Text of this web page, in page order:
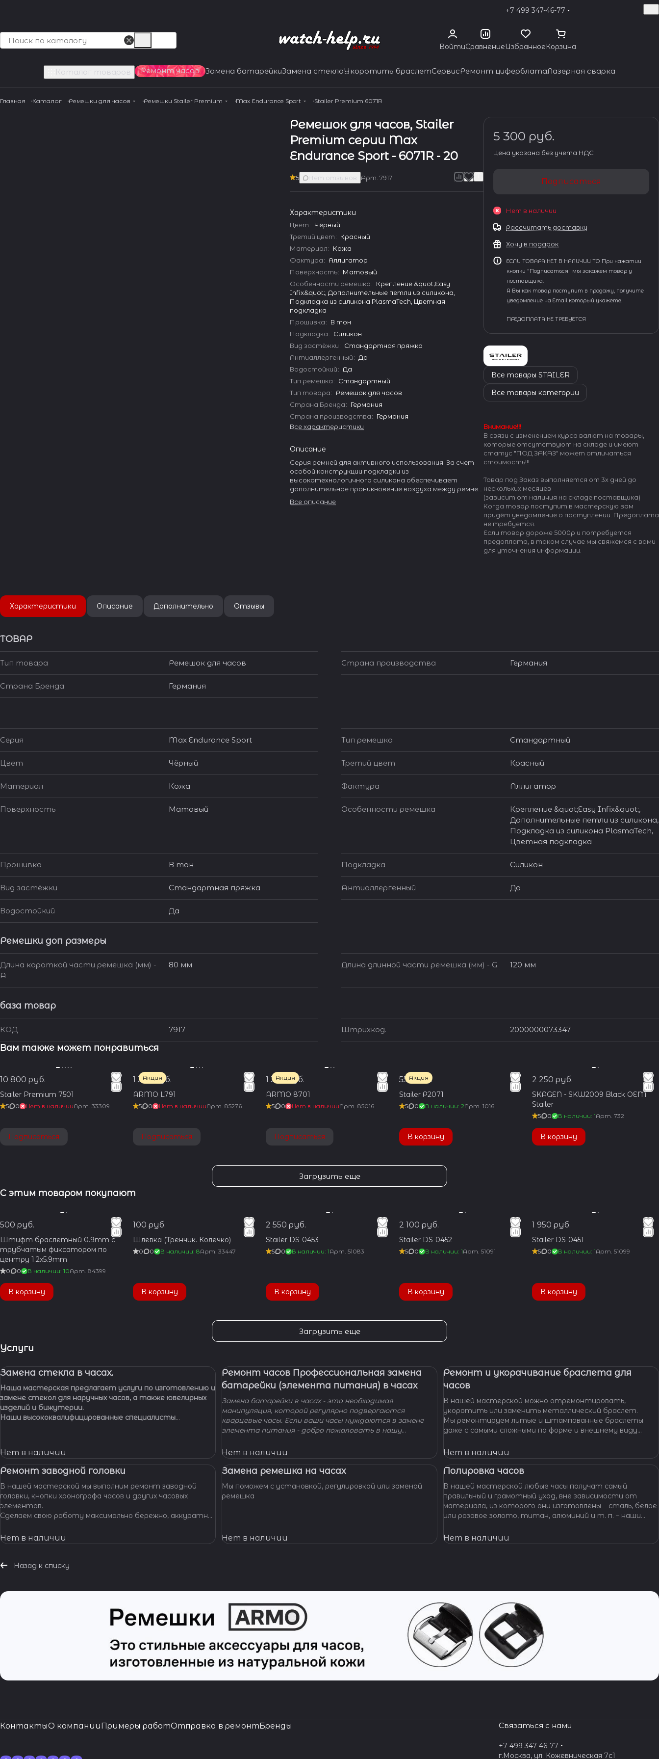
+7 499 347-46-77
ВойтиСравнениеИзбранноеКорзина
Каталог товаров Ремонт часов Замена батарейкиЗамена стеклаУкоротить браслетСервисРемонт циферблатаЛазерная сварка
Главная Каталог Ремешки для часов Ремешки Stailer Premium Max Endurance Sport Stailer Premium 6071R
Ремешок для часов, Stailer
Premium серии Max
Endurance Sport - 6071R - 20
5 Нет отзывов Арт.7917
Характеристики
Цвет: Чёрный
Третий цвет: Красный
Материал: Кожа
Фактура: Аллигатор
Поверхность: Матовый
Особенности ремешка: Крепление &quot;Easy
Infix&quot;, Дополнительные петли из силикона,
Подкладка из силикона PlasmaTech, Цветная
подкладка
Прошивка: В тон
Подкладка: Силикон
Вид застёжки: Стандартная пряжка
Антиаллергенный: Да
Водостойкий: Да
Тип ремешка: Стандартный
Тип товара: Ремешок для часов
Страна Бренда: Германия
Страна производства: Германия
Все характеристики
Описание
Серия ремней для активного использования. За счет
особой конструкции подкладки из
высокотехнологичного силикона обеспечивает
дополнительное проникновение воздуха между ремнем
классического внешнего вида, так и модели для
Все описание
5 300 руб.
Цена указана без учета НДС
Подписаться
Нет в наличии
Рассчитать доставку
Хочу в подарок
ЕСЛИ ТОВАРА НЕТ В НАЛИЧИИ ТО При нажатии
кнопки "Подписаться" мы закажем товар у
поставщика.
А Вы как товар поступит в продажу, получите
уведомление на Email который укажете.
ПРЕДОПЛАТА НЕ ТРЕБУЕТСЯ
Все товары STAILER
Все товары категории
Внимание!!!
В связи с изменением курса валют на товары,
которые отсутствуют на складе и имеют
статус "ПОД ЗАКАЗ" может отличаться
стоимость!!!
Товар под Заказ выполняется от 3х дней до
нескольких месяцев
(зависит от наличия на складе поставщика)
Когда товар поступит в мастерскую вам
придёт уведомление о поступлении. Предоплата
не требуется.
Если товар дороже 5000р и потребуется
предоплата, в таком случае мы свяжемся с вами
для уточнения информации.
Характеристики Описание Дополнительно Отзывы
ТОВАР
Тип товара Ремешок для часов Страна производства Германия
Страна Бренда Германия
Серия Max Endurance Sport Тип ремешка Стандартный
Цвет Чёрный Третий цвет Красный
Материал Кожа Фактура Аллигатор
Поверхность Матовый Особенности ремешка
Крепление &quot;Easy Infix&quot;,
Дополнительные петли из силикона,
Подкладка из силикона PlasmaTech,
Цветная подкладка
Прошивка В тон Подкладка Силикон
Вид застёжки Стандартная пряжка Антиаллергенный Да
Водостойкий Да
Ремешки доп размеры
Длина короткой части ремешка (мм) -
A
80 мм Длина длинной части ремешка (мм) - G 120 мм
база товар
КОД 7917 Штрихкод. 2000000073347
Вам также может понравиться
10 800 руб.
Stailer Premium 7501
5 0 Нет в наличииАрт. 33309
Подписаться
Акция
1 350 руб.
ARMO L791
5 0 Нет в наличииАрт.85276
Подписаться
Акция
1 350 руб.
ARMO 8701
5 0 Нет в наличииАрт.85016
Подписаться
Акция
550 руб.
Stailer Р2071
5 0 В наличии: 2Арт. 1016
В корзину
2 250 руб.
SKAGEN - SKW2009 Black OEM
Stailer
5 0 В наличии: 1Арт. 732
В корзину
Загрузить еще
С этим товаром покупают
500 руб.
Штифт браслетный 0.9mm с
трубчатым фиксатором по
центру 1.2x5.9mm
0 0 В наличии: 10Арт. 84399
В корзину
100 руб.
Шлёвка (Тренчик. Колечко)
0 0 В наличии: 8Арт.33447
В корзину
2 550 руб.
Stailer DS-0453
5 0 В наличии: 1Арт.51083
В корзину
2 100 руб.
Stailer DS-0452
5 0 В наличии: 1Арт. 51091
В корзину
1 950 руб.
Stailer DS-0451
5 0 В наличии: 1Арт. 51099
В корзину
Загрузить еще
Услуги
Замена стекла в часах.
Наша мастерская предлагает услуги по изготовлению и
замене стекол для наручных часов, а также ювелирных
изделий и бижутерии.
Наши высококвалифицированные специалисты
Нет в наличии
Ремонт часов Профессиональная замена
батарейки (элемента питания) в часах
Замена батарейки в часах - это необходимая
манипуляция, которой регулярно подвергаются
кварцевые часы. Если ваши часы нуждаются в замене
элемента питания - добро пожаловать в нашу
вам решить вашу проблему и произведут замену
батарейки профессионально, быстро, качественно и по
доступной цене.
Нет в наличии
Ремонт и укорачивание браслета для
часов
В нашей мастерской можно отремонтировать,
укоротить или заменить металлический браслет.
Мы ремонтируем литые и штампованные браслеты
даже с самыми сложными по форме и внешнему виду
Нет в наличии
Ремонт заводной головки
В нашей мастерской мы выполним ремонт заводной
головки, кнопки хронографа часов и других часовых
элементов.
Сделаем свою работу максимально бережно, аккуратно
часов.
Нет в наличии
Замена ремешка на часах
Мы поможем с установкой, регулировкой или заменой
ремешка
Нет в наличии
Полировка часов
В нашей мастерской любые часы получат самый
правильный и грамотный уход, вне зависимости от
материала, из которого они изготовлены – сталь, белое
или розовое золото, титан, алюминий и т. п. – наши
материал.
Нет в наличии
Назад к списку
КонтактыО компанииПримеры работОтправка в ремонтБренды Связаться с нами
+7 499 347-46-77
г.Москва, ул. Кожевническая 7c1